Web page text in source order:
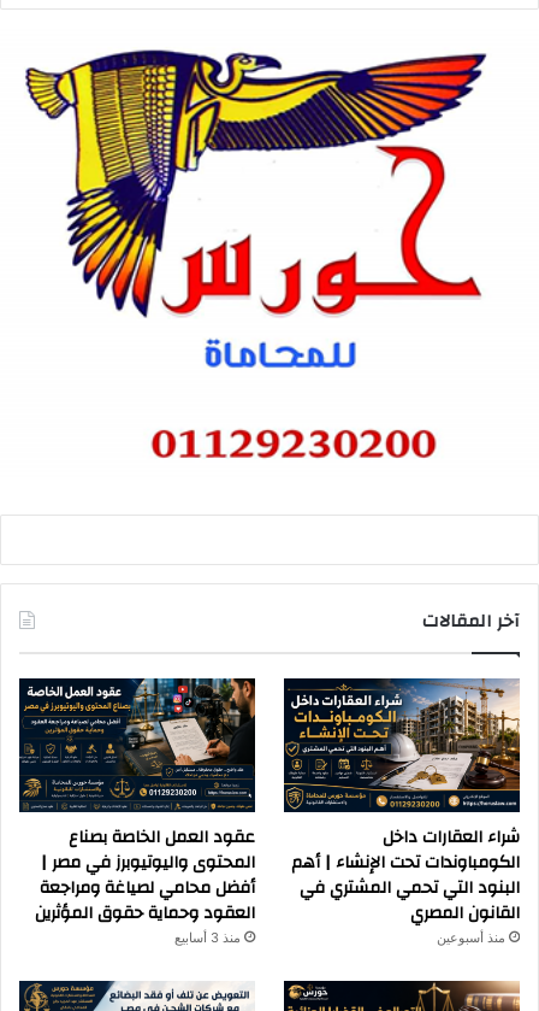
آخر المقالات
شراء العقارات داخل
الكومباوندات تحت الإنشاء | أهم
البنود التي تحمي المشتري في
القانون المصري
منذ أسبوعين
عقود العمل الخاصة بصناع
المحتوى واليوتيوبرز في مصر |
أفضل محامي لصياغة ومراجعة
العقود وحماية حقوق المؤثرين
منذ 3 أسابيع